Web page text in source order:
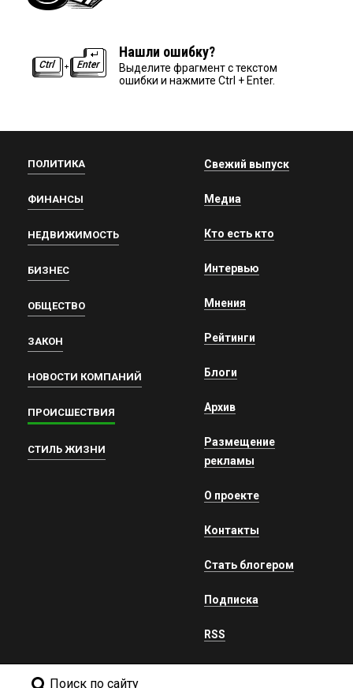
Нашли ошибку?
Выделите фрагмент с текстом
ошибки и нажмите Ctrl + Enter.
ПОЛИТИКА
ФИНАНСЫ
НЕДВИЖИМОСТЬ
БИЗНЕС
ОБЩЕСТВО
ЗАКОН
НОВОСТИ КОМПАНИЙ
ПРОИСШЕСТВИЯ
СТИЛЬ ЖИЗНИ
Свежий выпуск
Медиа
Кто есть кто
Интервью
Мнения
Рейтинги
Блоги
Архив
Размещение
рекламы
О проекте
Контакты
Стать блогером
Подписка
RSS
Поиск по сайту